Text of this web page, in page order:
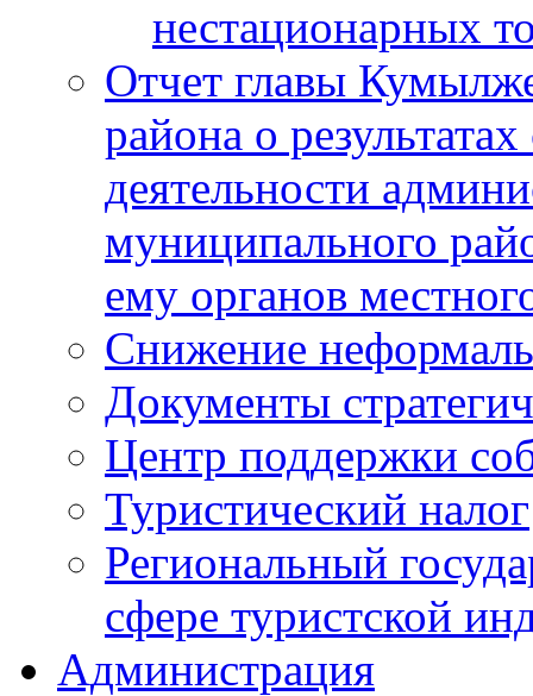
нестационарных
Отчет главы
района о
деятельности
муниципального
ему органов
Снижение
Документы
Центр поддержки
Туристический налог
Региональный
сфере туристской
Администрация